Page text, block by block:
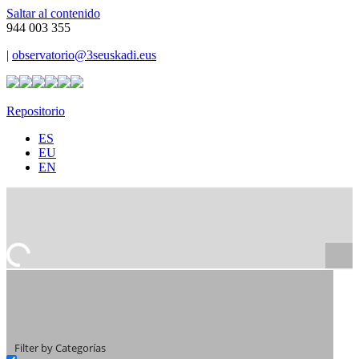
Saltar al contenido
944 003 355
| observatorio@3seuskadi.eus
Repositorio
ES
EU
EN
Filter by Categorías